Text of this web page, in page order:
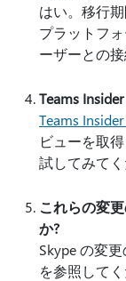
はい。移行
プラットフ
ーザーとの接
Teams
Teams
ビューを取
試してみてく
これらの変
か?
Skype の変
を参照してく